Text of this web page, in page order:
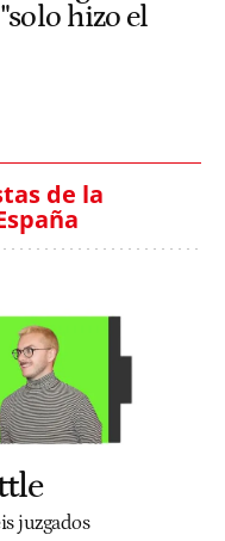
hizo el
de la
juzgados